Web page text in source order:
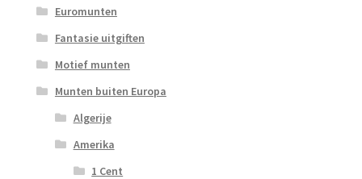
Euromunten
Fantasie uitgiften
Motief munten
Munten buiten Europa
Algerije
Amerika
1 Cent